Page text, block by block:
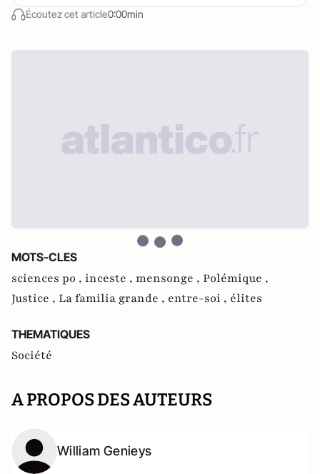
Écoutez cet article0:00min
MOTS-CLES
sciences po , inceste , mensonge , Polémique ,
Justice , La familia grande , entre-soi , élites
THEMATIQUES
Société
A PROPOS DES AUTEURS
William Genieys